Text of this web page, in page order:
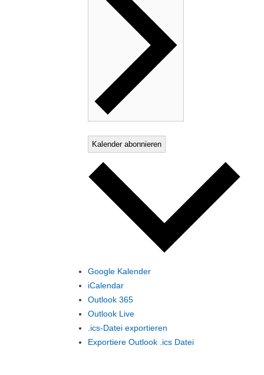
Kalender abonnieren
Google Kalender
iCalendar
Outlook 365
Outlook Live
.ics-Datei exportieren
Exportiere Outlook .ics Datei